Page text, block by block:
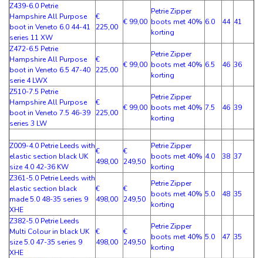
Z439-6.0 Petrie
Hampshire All Purpose
boot in Veneto 6.0 44-41
series 11 XW
€
225,00
€ 99,00
Petrie Zipper
boots met 40%
korting
6.0 44 41
Z472-6.5 Petrie
Hampshire All Purpose
boot in Veneto 6.5 47-40
serie 4 LWX
€
225,00
€ 99,00
Petrie Zipper
boots met 40%
korting
6.5 46 36
Z510-7.5 Petrie
Hampshire All Purpose
boot in Veneto 7.5 46-39
series 3 LW
€
225,00
€ 99,00
Petrie Zipper
boots met 40%
korting
7.5 46 39
Z009-4.0 Petrie Leeds with
elastic section black UK
size 4.0 42-36 KW
€
498,00
€
249,50
Petrie Zipper
boots met 40%
korting
4.0 38 37
Z361-5.0 Petrie Leeds with
elastic section black
made 5.0 48-35 series 9
XHE
€
498,00
€
249,50
Petrie Zipper
boots met 40%
korting
5.0 48 35
Z382-5.0 Petrie Leeds
Multi Colour in black UK
size 5.0 47-35 series 9
XHE
€
498,00
€
249,50
Petrie Zipper
boots met 40%
korting
5.0 47 35